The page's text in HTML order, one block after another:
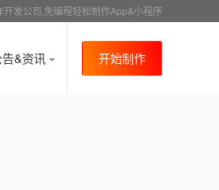
发公司,免编程轻松制作App&小程序
告&资讯 开始制作